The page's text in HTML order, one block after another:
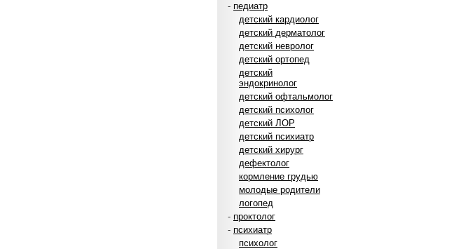
- педиатр
детский кардиолог
детский дерматолог
детский невролог
детский ортопед
детский
эндокринолог
детский офтальмолог
детский психолог
детский ЛОР
детский психиатр
детский хирург
дефектолог
кормление грудью
молодые родители
логопед
- проктолог
- психиатр
психолог